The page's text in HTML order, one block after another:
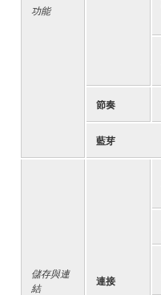
功能
節奏
藍芽
儲存與連
結
連接